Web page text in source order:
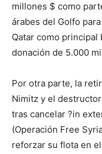
millones $ como
árabes del Golfo
Qatar como
donación de 5.000
Por otra parte, la
Nimitz y el
tras cancelar ?in
(Operación Free
reforzar su flota en